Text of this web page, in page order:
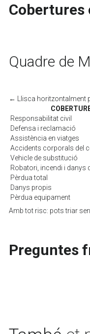
Cobertures
Quadre de
← Llisca horitzontalment
Responsabilitat civil
Defensa i reclamació
Assistència en viatges
Accidents corporals del
Vehicle de substitució
Robatori, incendi i danys
Pèrdua total
Danys propis
Pèrdua equipament
Amb tot risc: pots triar
Preguntes